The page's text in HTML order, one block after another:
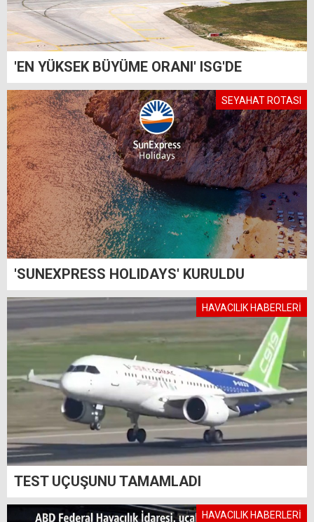
'EN YÜKSEK BÜYÜME ORANI' ISG'DE
SEYAHAT ROTASI
'SUNEXPRESS HOLIDAYS' KURULDU
HAVACILIK HABERLERİ
TEST UÇUŞUNU TAMAMLADI
HAVACILIK HABERLERİ